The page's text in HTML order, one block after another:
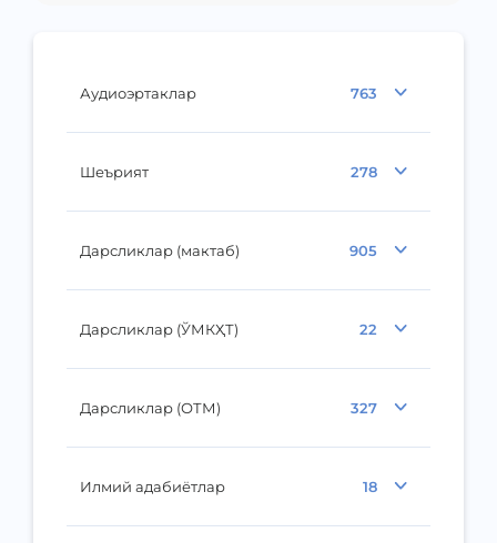
Аудиоэртаклар 763
Шеърият 278
Дарсликлар (мактаб) 905
Дарсликлар (ЎМКҲТ) 22
Дарсликлар (ОТМ) 327
Илмий адабиётлар 18